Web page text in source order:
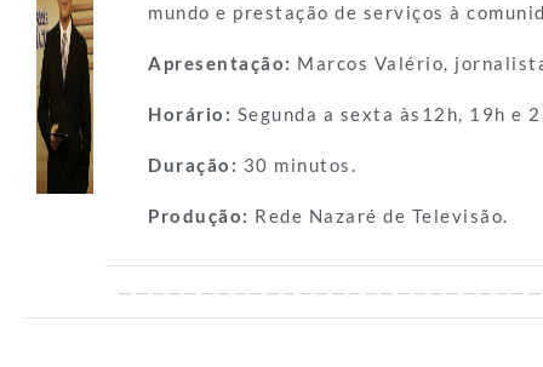
mundo e prestação de serviços à
Apresentação: Marcos Valério,
Horário: Segunda a sexta às12h, 19h e
Duração: 30 minutos.
Produção: Rede Nazaré de Televisão.